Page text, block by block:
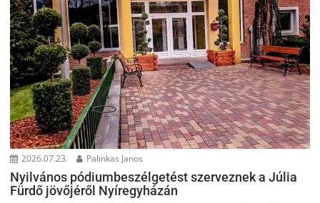
2026.07.23. Palinkas Janos
Nyilvános pódiumbeszélgetést szerveznek a Júlia
Fürdő jövőjéről Nyíregyházán